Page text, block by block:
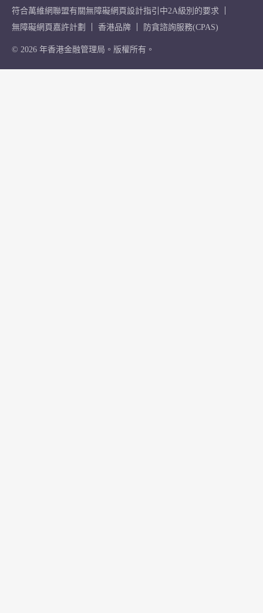
符合萬維網聯盟有關無障礙網頁設計指引中2A級別的要求
無障礙網頁嘉許計劃
香港品牌 防貪諮詢服務(CPAS)
© 2026 年香港金融管理局。版權所有。